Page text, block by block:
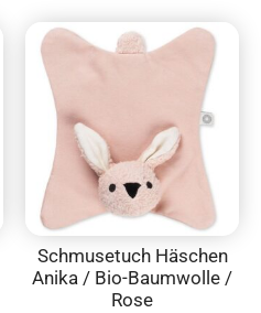
Schmusetuch Häschen
Anika / Bio-Baumwolle /
Rose